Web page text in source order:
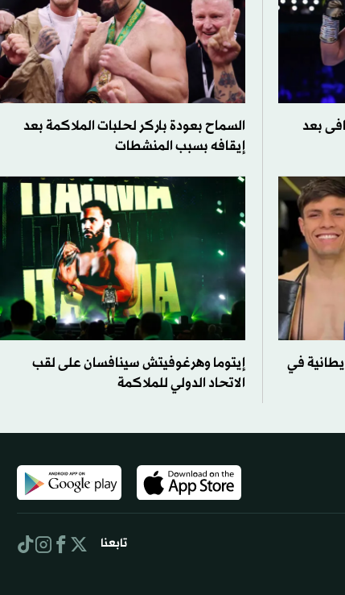
بعد
السماح بعودة باركر لحلبات الملاكمة بعد
إيقافه بسبب المنشطات
في
إيتوما وهرغوفيتش سينافسان على لقب
الاتحاد الدولي للملاكمة
تابعنا